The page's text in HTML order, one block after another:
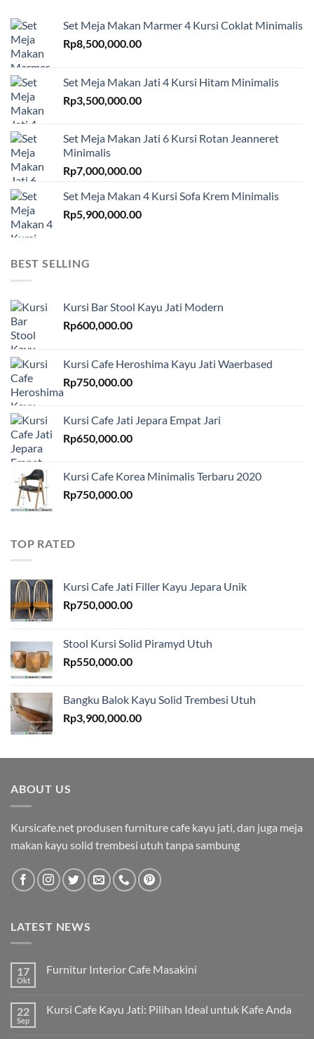
Set Meja Makan Marmer 4 Kursi Coklat Minimalis
Rp8,500,000.00
Set Meja Makan Jati 4 Kursi Hitam Minimalis
Rp3,500,000.00
Set Meja Makan Jati 6 Kursi Rotan Jeanneret
Minimalis
Rp7,000,000.00
Set Meja Makan 4 Kursi Sofa Krem Minimalis
Rp5,900,000.00
BEST SELLING
Kursi Bar Stool Kayu Jati Modern
Rp600,000.00
Kursi Cafe Heroshima Kayu Jati Waerbased
Rp750,000.00
Kursi Cafe Jati Jepara Empat Jari
Rp650,000.00
Kursi Cafe Korea Minimalis Terbaru 2020
Rp750,000.00
TOP RATED
Kursi Cafe Jati Filler Kayu Jepara Unik
Rp750,000.00
Stool Kursi Solid Piramyd Utuh
Rp550,000.00
Bangku Balok Kayu Solid Trembesi Utuh
Rp3,900,000.00
ABOUT US
Kursicafe.net produsen furniture cafe kayu jati, dan juga meja
makan kayu solid trembesi utuh tanpa sambung
LATEST NEWS
17
Okt
Furnitur Interior Cafe Masakini
22
Sep
Kursi Cafe Kayu Jati: Pilihan Ideal untuk Kafe Anda